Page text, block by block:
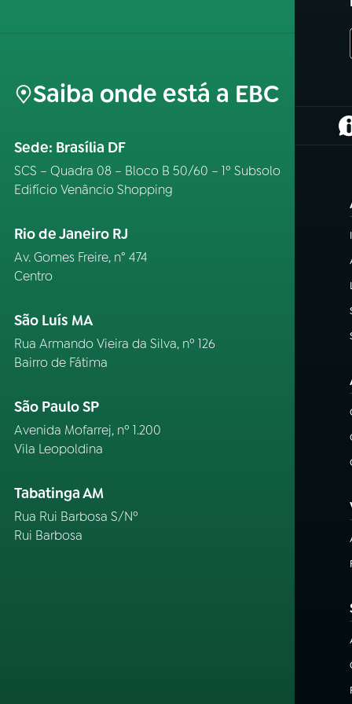
Saiba onde está a EBC
Sede: Brasília DF
SCS – Quadra 08 – Bloco B 50/60 – 1º Subsolo
Edifício Venâncio Shopping
Rio de Janeiro RJ
Av. Gomes Freire, n° 474
Centro
São Luís MA
Rua Armando Vieira da Silva, nº 126
Bairro de Fátima
São Paulo SP
Avenida Mofarrej, nº 1.200
Vila Leopoldina
Tabatinga AM
Rua Rui Barbosa S/Nº
Rui Barbosa